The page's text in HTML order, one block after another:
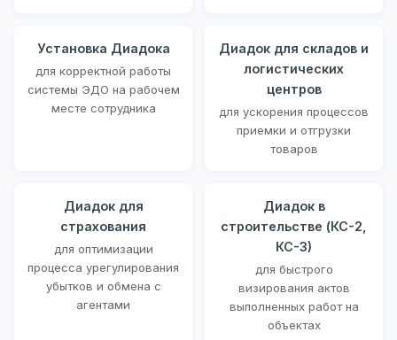
Установка Диадока
для корректной работы
системы ЭДО на рабочем
месте сотрудника
Диадок для складов и
логистических
центров
для ускорения процессов
приемки и отгрузки
товаров
Диадок для
страхования
для оптимизации
процесса урегулирования
убытков и обмена с
агентами
Диадок в
строительстве (КС-2,
КС-3)
для быстрого
визирования актов
выполненных работ на
объектах